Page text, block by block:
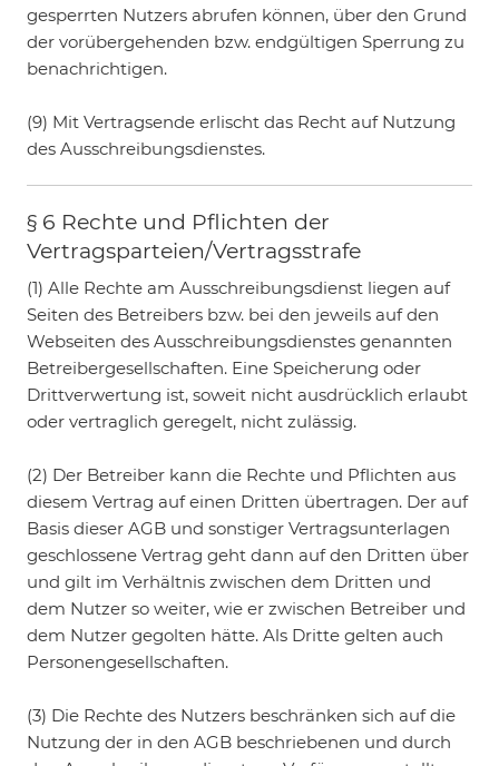
gesperrten Nutzers abrufen können, über den Grund
der vorübergehenden bzw. endgültigen Sperrung zu
benachrichtigen.
(9) Mit Vertragsende erlischt das Recht auf Nutzung
des Ausschreibungsdienstes.
§ 6 Rechte und Pflichten der
Vertragsparteien/Vertragsstrafe
(1) Alle Rechte am Ausschreibungsdienst liegen auf
Seiten des Betreibers bzw. bei den jeweils auf den
Webseiten des Ausschreibungsdienstes genannten
Betreibergesellschaften. Eine Speicherung oder
Drittverwertung ist, soweit nicht ausdrücklich erlaubt
oder vertraglich geregelt, nicht zulässig.
(2) Der Betreiber kann die Rechte und Pflichten aus
diesem Vertrag auf einen Dritten übertragen. Der auf
Basis dieser AGB und sonstiger Vertragsunterlagen
geschlossene Vertrag geht dann auf den Dritten über
und gilt im Verhältnis zwischen dem Dritten und
dem Nutzer so weiter, wie er zwischen Betreiber und
dem Nutzer gegolten hätte. Als Dritte gelten auch
Personengesellschaften.
(3) Die Rechte des Nutzers beschränken sich auf die
Nutzung der in den AGB beschriebenen und durch